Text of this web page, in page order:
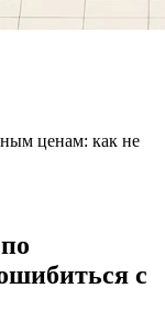
ценам: как не
с